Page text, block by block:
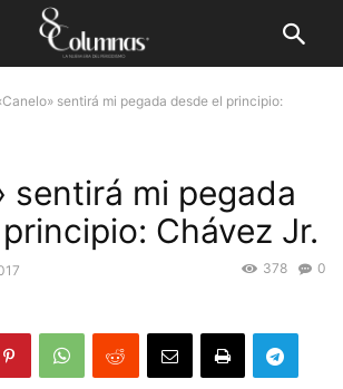
sentirá mi pegada desde el principio:
sentirá mi pegada
Chávez Jr.
0
378